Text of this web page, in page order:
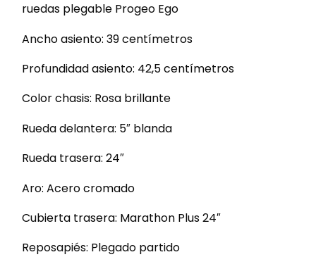
ruedas plegable Progeo Ego
Ancho asiento: 39 centímetros
Profundidad asiento: 42,5 centímetros
Color chasis: Rosa brillante
Rueda delantera: 5″ blanda
Rueda trasera: 24″
Aro: Acero cromado
Cubierta trasera: Marathon Plus 24″
Reposapiés: Plegado partido